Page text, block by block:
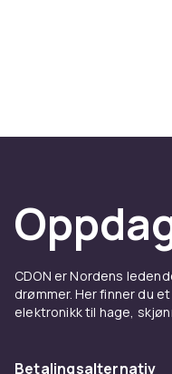
CDON er Nordens
drømmer. Her finner du
elektronikk til hage,
Betalingsalternativ